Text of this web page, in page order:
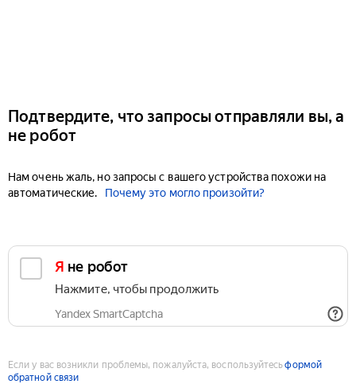
Подтвердите, что запросы отправляли вы, а
не робот
Нам очень жаль, но запросы с вашего устройства похожи на
автоматические.
Почему это могло произойти?
Я не робот
Нажмите, чтобы продолжить
Yandex SmartCaptcha
Если у вас возникли проблемы, пожалуйста, воспользуйтесьформой
обратной связи